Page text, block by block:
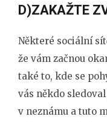
D)ZAKAŽTE
Některé sociální
že vám začnou
také to, kde se
vás někdo
v neznámu a tuto